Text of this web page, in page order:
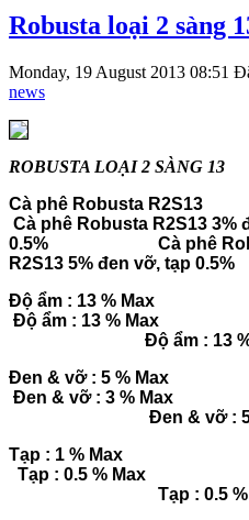
Robusta loại 2 sàng
Monday, 19 August 2013 08:51
news
ROBUSTA LOẠI 2 SÀNG 13
Cà phê Robusta
Cà phê Robusta R2S13 3%
0.5% Cà phê
R2S13 5% đen vỡ, tạp 0.5%
Độ ẩm : 13 %
Độ ẩm : 13
Độ ẩm : 13
Đen & vỡ : 5
Đen & vỡ : 3 % Max
Đen & vỡ :
Tạp : 1 %
Tạp : 0.5 %
Tạp : 0.5